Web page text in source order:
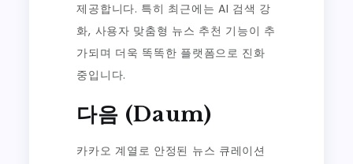
제공합니다. 특히 최근에는 AI 검색 강
화, 사용자 맞춤형 뉴스 추천 기능이 추
가되며 더욱 똑똑한 플랫폼으로 진화
중입니다.
다음 (Daum)
카카오 계열로 안정된 뉴스 큐레이션